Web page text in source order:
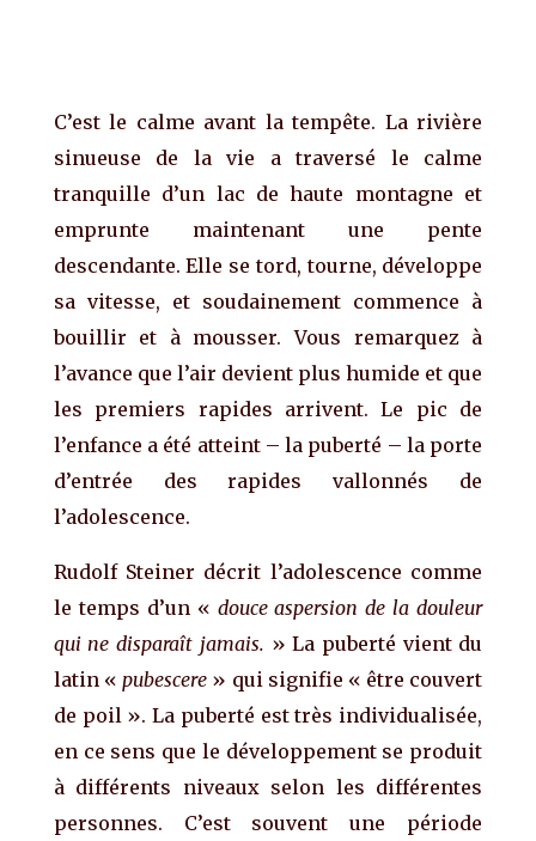
C’est le calme avant la tempête. La rivière
sinueuse de la vie a traversé le calme
tranquille d’un lac de haute montagne et
emprunte maintenant une pente
descendante. Elle se tord, tourne, développe
sa vitesse, et soudainement commence à
bouillir et à mousser. Vous remarquez à
l’avance que l’air devient plus humide et que
les premiers rapides arrivent. Le pic de
l’enfance a été atteint – la puberté – la porte
d’entrée des rapides vallonnés de
l’adolescence.
Rudolf Steiner décrit l’adolescence comme
le temps d’un « douceaspersion de la douleur
qui ne disparaît jamais. » La puberté vient du
latin « pubescere » qui signifie « être couvert
de poil ». La puberté est très individualisée,
en ce sens que le développement se produit
à différents niveaux selon les différentes
personnes. C’est souvent une période